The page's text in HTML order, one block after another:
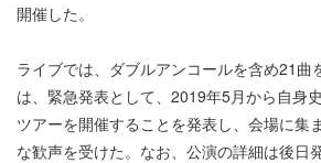
開催した。
ライブでは、ダブルアンコールを含め21曲
は、緊急発表として、2019年5月から自身
ツアーを開催することを発表し、会場に集
な歓声を受けた。なお、公演の詳細は後日